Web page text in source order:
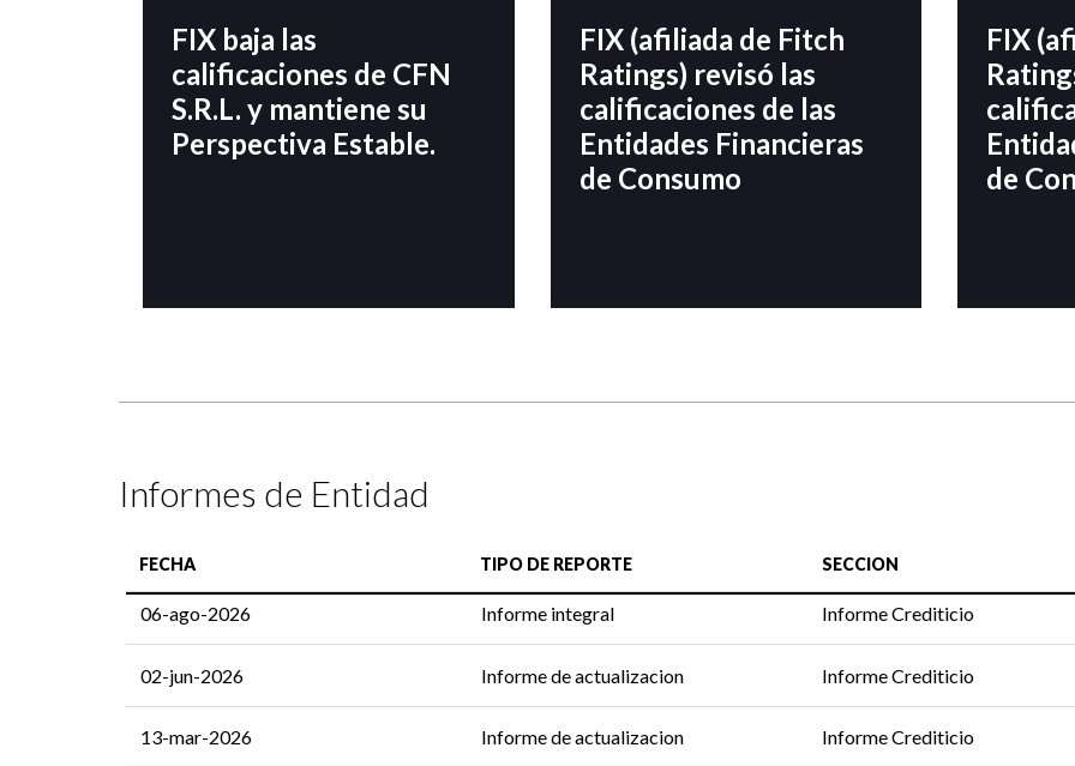
FIX baja las
calificaciones de CFN
S.R.L. y mantiene su
Perspectiva Estable.
FIX (afiliada de Fitch
Ratings) revisó las
calificaciones de las
Entidades Financieras
de Consumo
FIX
de
Informes de Entidad
FECHA TIPO DE REPORTE SECCION
06-ago-2026 Informe integral Informe Crediticio
02-jun-2026 Informe de actualizacion Informe Crediticio
13-mar-2026 Informe de actualizacion Informe Crediticio